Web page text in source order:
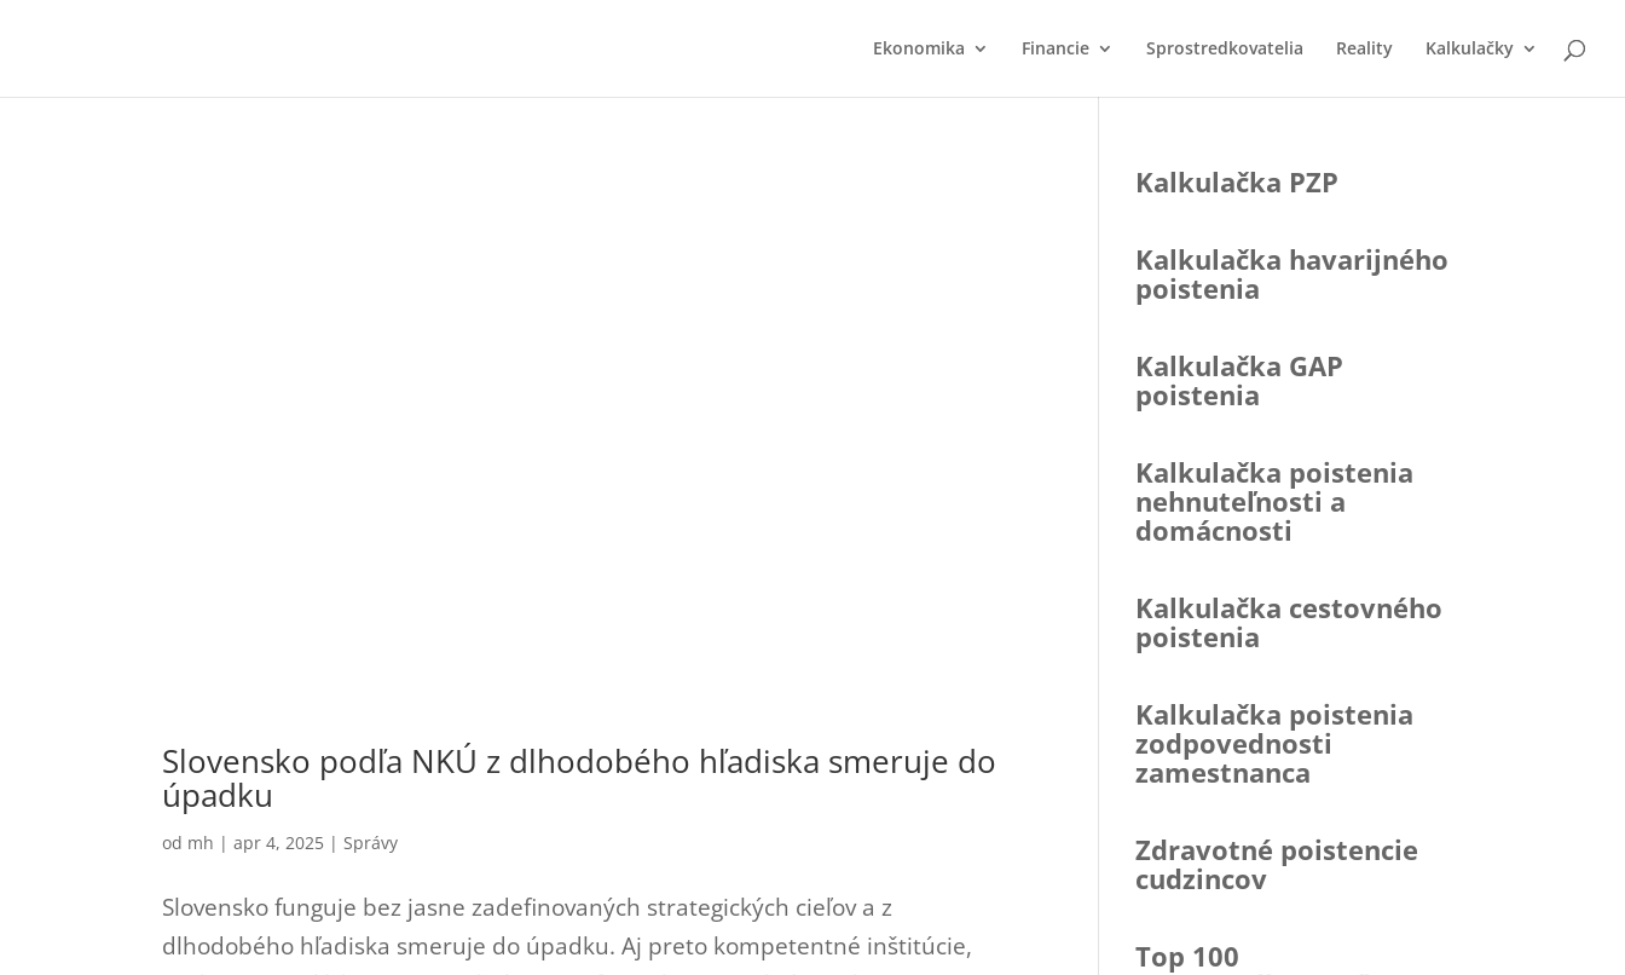
Ekonomika Financie Sprostredkovatelia Reality Kalkulačky
Slovensko podľa NKÚ z dlhodobého hľadiska smeruje do
úpadku
od mh |apr 4, 2025 |Správy
Slovensko funguje bez jasne zadefinovaných strategických cieľov a z
dlhodobého hľadiska smeruje do úpadku. Aj preto kompetentné inštitúcie,
Kalkulačka PZP
Kalkulačka havarijného
poistenia
Kalkulačka GAP
poistenia
Kalkulačka poistenia
nehnuteľnosti a
domácnosti
Kalkulačka cestovného
poistenia
Kalkulačka poistenia
zodpovednosti
zamestnanca
Zdravotné poistencie
cudzincov
Top 100